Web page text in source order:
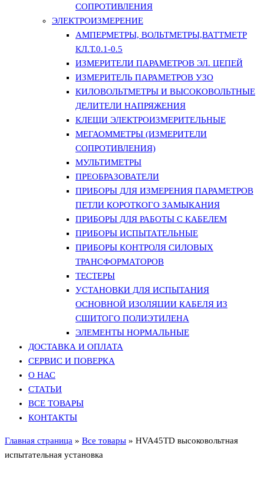
СОПРОТИВЛЕНИЯ
ЭЛЕКТРОИЗМЕРЕНИЕ
АМПЕРМЕТРЫ, ВОЛЬТМЕТРЫ,ВАТТМЕТР
КЛ.Т.0.1-0.5
ИЗМЕРИТЕЛИ ПАРАМЕТРОВ ЭЛ. ЦЕПЕЙ
ИЗМЕРИТЕЛЬ ПАРАМЕТРОВ УЗО
КИЛОВОЛЬТМЕТРЫ И ВЫСОКОВОЛЬТНЫЕ
ДЕЛИТЕЛИ НАПРЯЖЕНИЯ
КЛЕЩИ ЭЛЕКТРОИЗМЕРИТЕЛЬНЫЕ
МЕГАОММЕТРЫ (ИЗМЕРИТЕЛИ
СОПРОТИВЛЕНИЯ)
МУЛЬТИМЕТРЫ
ПРЕОБРАЗОВАТЕЛИ
ПРИБОРЫ ДЛЯ ИЗМЕРЕНИЯ ПАРАМЕТРОВ
ПЕТЛИ КОРОТКОГО ЗАМЫКАНИЯ
ПРИБОРЫ ДЛЯ РАБОТЫ С КАБЕЛЕМ
ПРИБОРЫ ИСПЫТАТЕЛЬНЫЕ
ПРИБОРЫ КОНТРОЛЯ СИЛОВЫХ
ТРАНСФОРМАТОРОВ
ТЕСТЕРЫ
УСТАНОВКИ ДЛЯ ИСПЫТАНИЯ
ОСНОВНОЙ ИЗОЛЯЦИИ КАБЕЛЯ ИЗ
СШИТОГО ПОЛИЭТИЛЕНА
ЭЛЕМЕНТЫ НОРМАЛЬНЫЕ
ДОСТАВКА И ОПЛАТА
СЕРВИС И ПОВЕРКА
О НАС
СТАТЬИ
ВСЕ ТОВАРЫ
КОНТАКТЫ
Главная страница » Все товары » HVA45TD высоковольтная
испытательная установка